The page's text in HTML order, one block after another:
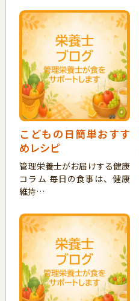
こどもの日簡単おすす
めレシピ
管理栄養士がお届けする健康
コラム 毎日の食事は、健康
維持…